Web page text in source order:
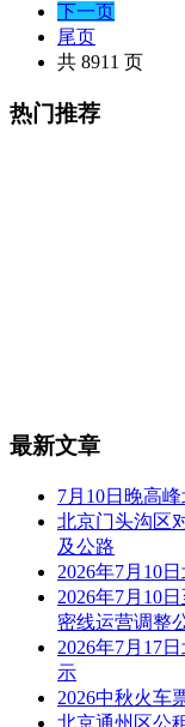
下一页
尾页
共 8911 页
热门推荐
最新文章
7月10日晚高
北京门头沟区
及公路
2026年7月10
2026年7月10
密线运营调整
2026年7月17
示
2026中秋火车
北京通州区公